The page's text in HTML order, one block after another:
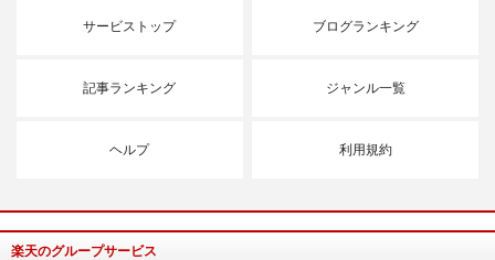
サービストップ ブログランキング
記事ランキング ジャンル一覧
ヘルプ 利用規約
楽天のグループサービス